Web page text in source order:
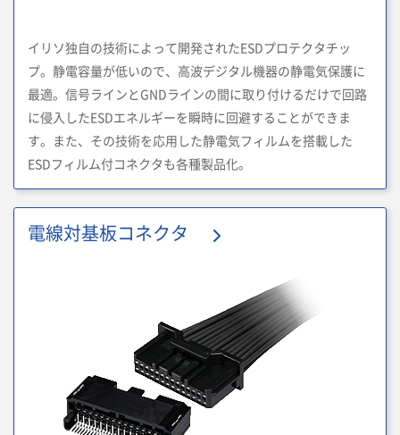
イリソ独自の技術によって開発されたESDプロテクタチッ
プ。静電容量が低いので、高波デジタル機器の静電気保護に
最適。信号ラインとGNDラインの間に取り付けるだけで回路
に侵入したESDエネルギーを瞬時に回避することができま
す。また、その技術を応用した静電気フィルムを搭載した
ESDフィルム付コネクタも各種製品化。
電線対基板コネクタ